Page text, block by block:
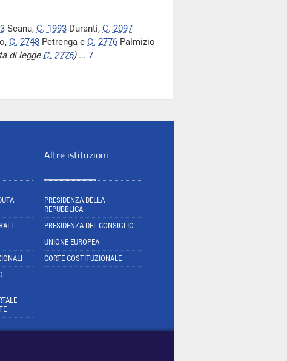
Scanu, C. 1993 Duranti, C. 2097
C. 2748 Petrenga e C. 2776 Palmizio
di legge C. 2776)... 7
Altre istituzioni
PRESIDENZA DELLA
REPUBBLICA
PRESIDENZA DEL CONSIGLIO
UNIONE EUROPEA
CORTE COSTITUZIONALE